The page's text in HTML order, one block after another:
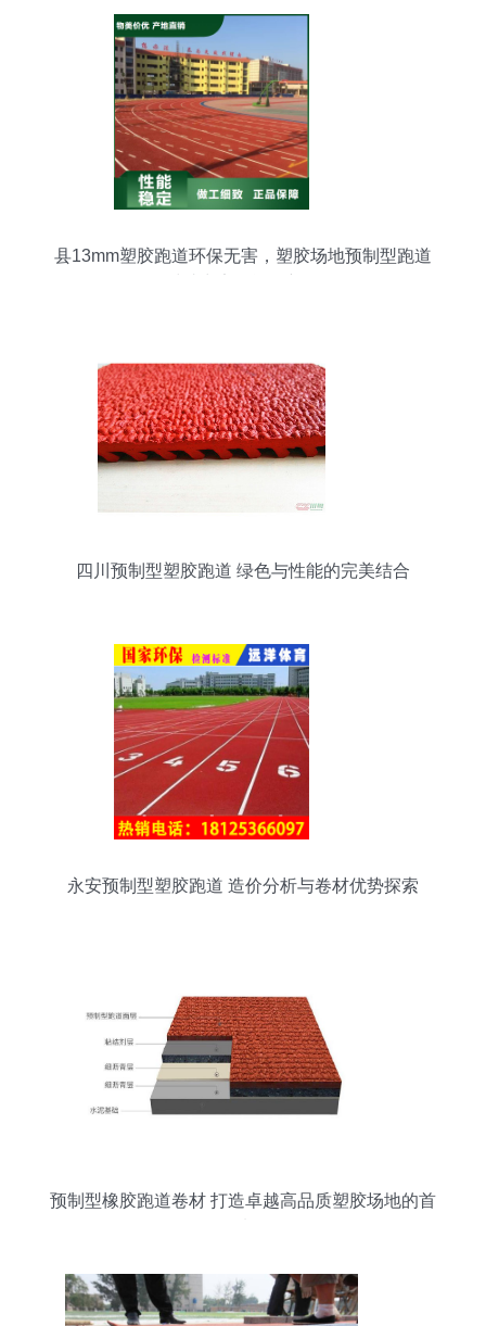
县13mm塑胶跑道环保无害，塑胶场地预制型跑道
四川预制型塑胶跑道 绿色与性能的完美结合
永安预制型塑胶跑道 造价分析与卷材优势探索
预制型橡胶跑道卷材 打造卓越高品质塑胶场地的首